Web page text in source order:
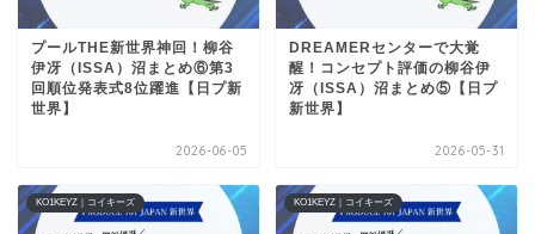
プールTHE新世界神回！柳谷
伊冴（ISSA）沼まとめ⑥第3
回順位発表式8位躍進【日プ新
世界】
2026-06-05
DREAMERセンターで大覚
醒！コンセプト評価の柳谷伊
冴（ISSA）沼まとめ⑤【日プ
新世界】
2026-05-31
KO1KEYZ｜コイキーズ KO1KEYZ｜コイキーズ